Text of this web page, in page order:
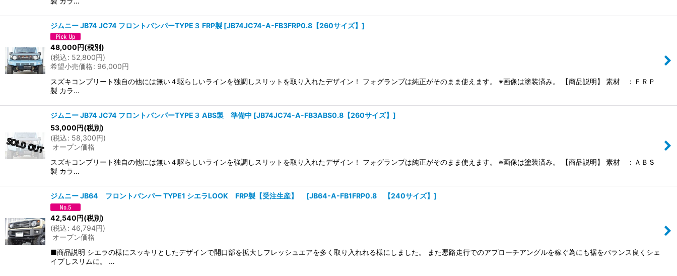
ジムニー JB74 JC74 フロントバンパーTYPE３ FRP製 [JB74JC74-A-FB3FRP0.8【260サイズ】 ]
48,000円(税別)
(税込: 52,800円)
希望小売価格: 96,000円
スズキコンプリート独自の他には無い４駆らしいラインを強調しスリットを取り入れたデザイン！ フォグランプは純正がそのまま使えます。 ※画像は塗装済み。 【商品説明】 素材 ：ＦＲＰ
製 カラ…
ジムニー JB74 JC74 フロントバンパーTYPE３ ABS製 準備中 [JB74JC74-A-FB3ABS0.8【260サイズ】 ]
53,000円(税別)
(税込: 58,300円)
オープン価格
スズキコンプリート独自の他には無い４駆らしいラインを強調しスリットを取り入れたデザイン！ フォグランプは純正がそのまま使えます。 ※画像は塗装済み。 【商品説明】 素材 ：ＡＢＳ
製 カラ…
ジムニー JB64 フロントバンパー TYPE1 シエラLOOK FRP製【受注生産】 [JB64-A-FB1FRP0.8 【240サイズ】 ]
42,540円(税別)
(税込: 46,794円)
オープン価格
■商品説明 シエラの様にスッキリとしたデザインで開口部を拡大しフレッシュエアを多く取り入れれる様にしました。 また悪路走行でのアプローチアングルを稼ぐ為にも裾をバランス良くシェ
イプしスリムに。 …